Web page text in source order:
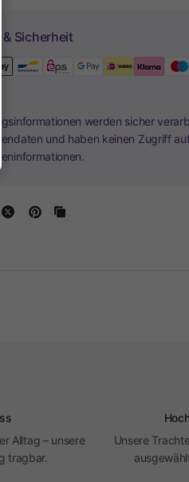
Sicherheit
werden sicher
und haben keinen Zugriff
Alltag – unsere
tragbar.
Unsere